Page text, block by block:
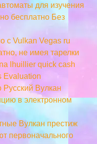
для изучения
бесплатно Без
с Vulkan Vegas ru
не имея тарелки
lhuillier quick cash
Evaluation
Вулкан
в электронном
Вулкан престиж
первоначального